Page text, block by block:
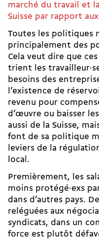
marché du travail et
Suisse par rapport
Toutes les politiques
principalement des
Cela veut dire que
trient les
besoins des
l’existence de
revenu pour
d’œuvre ou baisser
aussi de la Suisse,
font de sa politique
leviers de la
local.
Premièrement, les
moins protégé·exs
dans d’autres pays.
reléguées aux
syndicats, dans un
force est plutôt